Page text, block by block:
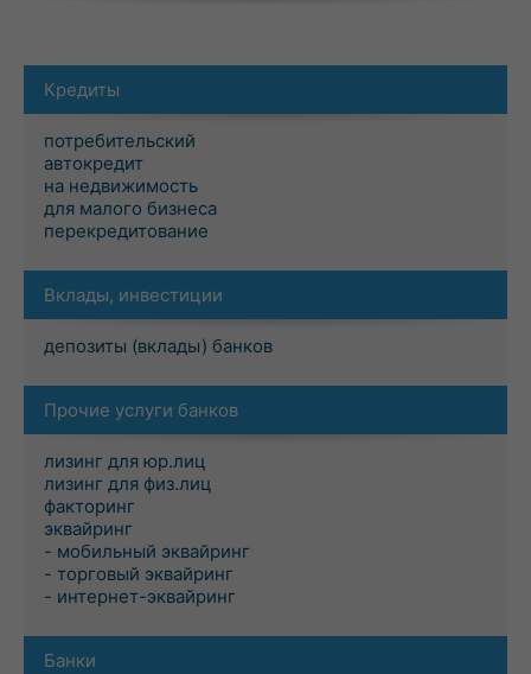
Кредиты
потребительский
автокредит
на недвижимость
для малого бизнеса
перекредитование
Вклады, инвестиции
депозиты (вклады) банков
Прочие услуги банков
лизинг для юр.лиц
лизинг для физ.лиц
факторинг
эквайринг
- мобильный эквайринг
- торговый эквайринг
- интернет-эквайринг
Банки